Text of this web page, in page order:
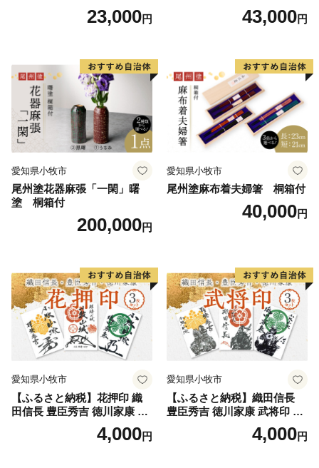
……………………………………………………■□■
漆器 漆器工芸 工芸品 芸術性
実用性 抗菌性 美味しく安全
ウイルス効果 お取り寄せ 愛
知県 小牧市 送料無料
23,000円
漆 漆器 漆器工芸 工芸品 芸術
性 実用性 抗菌性 美味しく安
抗ウイルス効果 お取り寄せ
愛知県 小牧市 送料無料
43,000円
愛知県小牧市
尾州塗花器麻張「一閑」曙
塗 桐箱付
200,000円
愛知県小牧市
尾州塗麻布着夫婦箸 桐箱付
40,000円
愛知県小牧市
【ふるさと納税】花押印 織
田信長 豊臣秀吉 徳川家康 3
枚 セット 戦国 武将 小牧山城
墨絵 龍画師 書道アーティス
4,000円
愛知県小牧市
【ふるさと納税】織田信長
豊臣秀吉 徳川家康 武将印 3
枚 セット イラスト 戦国 武将
小牧山城 墨絵 龍画師 書道ア
4,000円